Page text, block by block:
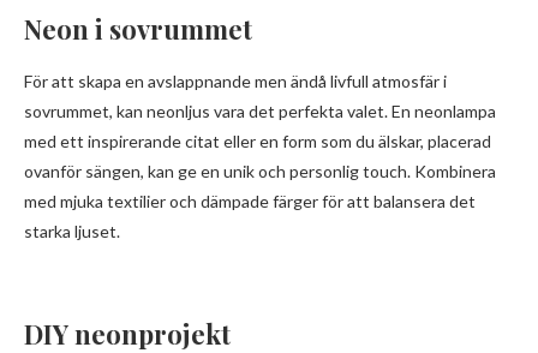
Neon i sovrummet
För att skapa en avslappnande men ändå livfull atmosfär i
sovrummet, kan neonljus vara det perfekta valet. En neonlampa
med ett inspirerande citat eller en form som du älskar, placerad
ovanför sängen, kan ge en unik och personlig touch. Kombinera
med mjuka textilier och dämpade färger för att balansera det
starka ljuset.
DIY neonprojekt